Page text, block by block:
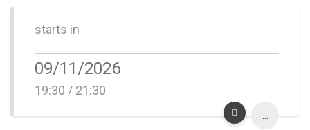
starts in
09/11/2026
19:30 / 21:30
...